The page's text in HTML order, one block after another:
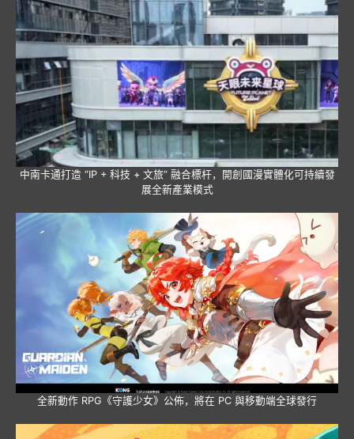
中南卡通打造 “IP + 科技 + 文旅” 融合標杆，開創國漫實體化可持續發
展全新產業模式
全新動作 RPG《守護少女》公佈，將在 PC 與移動端全球發行